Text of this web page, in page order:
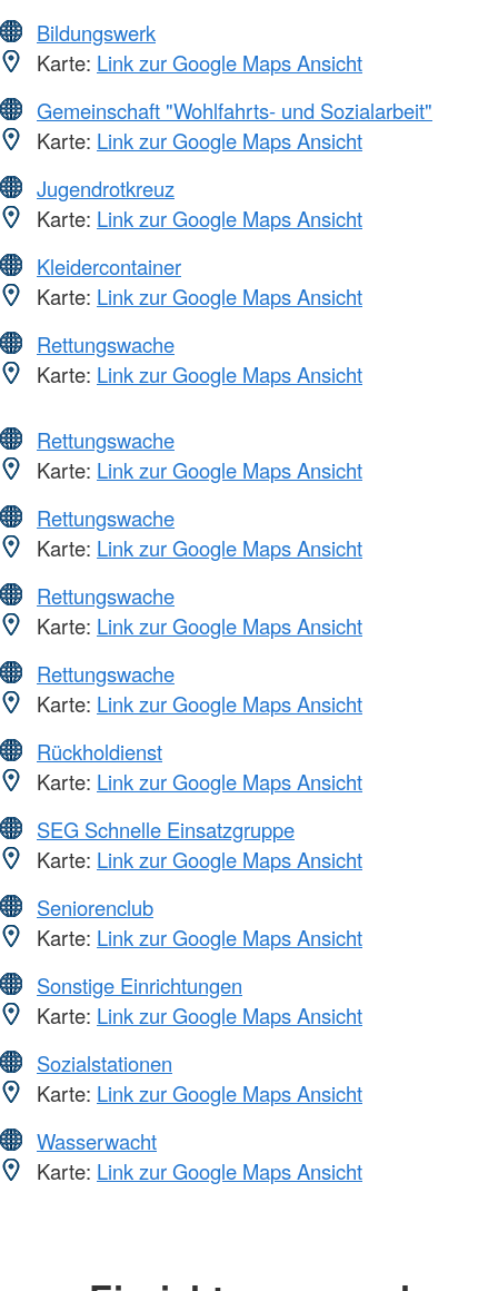
Bildungswerk
Karte: Link zur Google Maps Ansicht
Gemeinschaft "Wohlfahrts- und Sozialarbeit"
Karte: Link zur Google Maps Ansicht
Jugendrotkreuz
Karte: Link zur Google Maps Ansicht
Kleidercontainer
Karte: Link zur Google Maps Ansicht
Rettungswache
Karte: Link zur Google Maps Ansicht
Rettungswache
Karte: Link zur Google Maps Ansicht
Rettungswache
Karte: Link zur Google Maps Ansicht
Rettungswache
Karte: Link zur Google Maps Ansicht
Rettungswache
Karte: Link zur Google Maps Ansicht
Rückholdienst
Karte: Link zur Google Maps Ansicht
SEG Schnelle Einsatzgruppe
Karte: Link zur Google Maps Ansicht
Seniorenclub
Karte: Link zur Google Maps Ansicht
Sonstige Einrichtungen
Karte: Link zur Google Maps Ansicht
Sozialstationen
Karte: Link zur Google Maps Ansicht
Wasserwacht
Karte: Link zur Google Maps Ansicht